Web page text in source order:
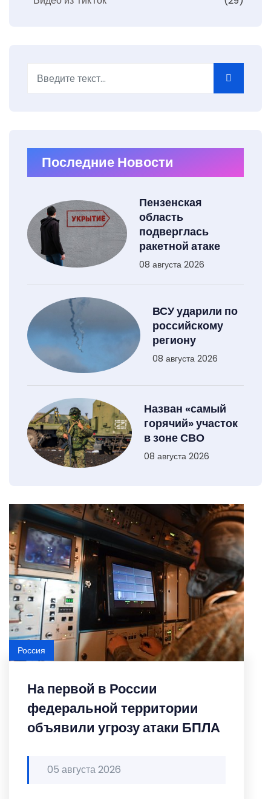
Последние Новости
Пензенская
область
подверглась
ракетной атаке
08 августа 2026
ВСУ ударили по
российскому
региону
08 августа 2026
Назван «самый
горячий» участок
в зоне СВО
08 августа 2026
На первой в России
федеральной территории
объявили угрозу атаки БПЛА
05 августа 2026
Россия